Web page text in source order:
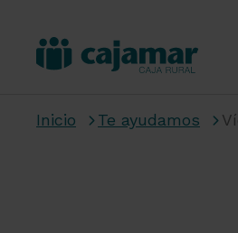
Inicio Te ayudamos